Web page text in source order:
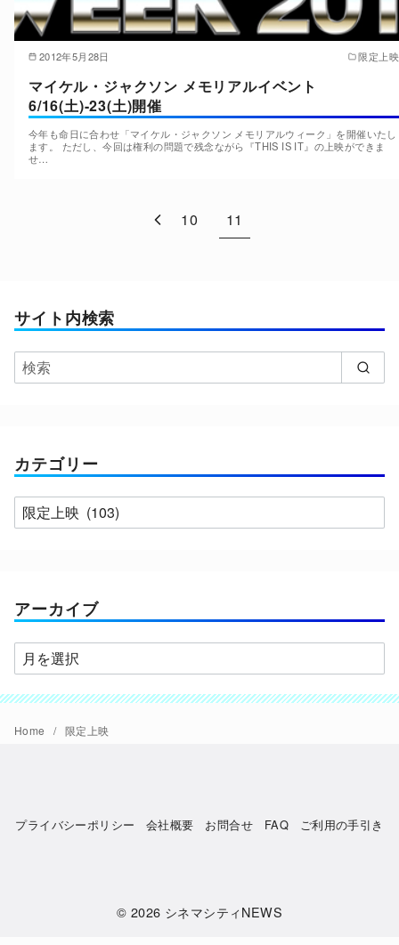
2012年5月28日 限定上映
マイケル・ジャクソン メモリアルイベント
6/16(土)-23(土)開催
今年も命日に合わせ「マイケル・ジャクソン メモリアルウィーク」を開催いたし
ます。 ただし、今回は権利の問題で残念ながら『THIS IS IT』の上映ができま
せ…
10 11
サイト内検索
カテゴリー
カ
テ
ー
アーカイブ
ア
ー
カ
イ
Home 限定上映
プライバシーポリシー 会社概要 お問合せ FAQ ご利用の手引き
© 2026 シネマシティNEWS